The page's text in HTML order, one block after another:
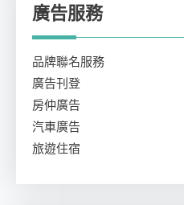
廣告服務
品牌聯名服務
廣告刊登
房仲廣告
汽車廣告
旅遊住宿